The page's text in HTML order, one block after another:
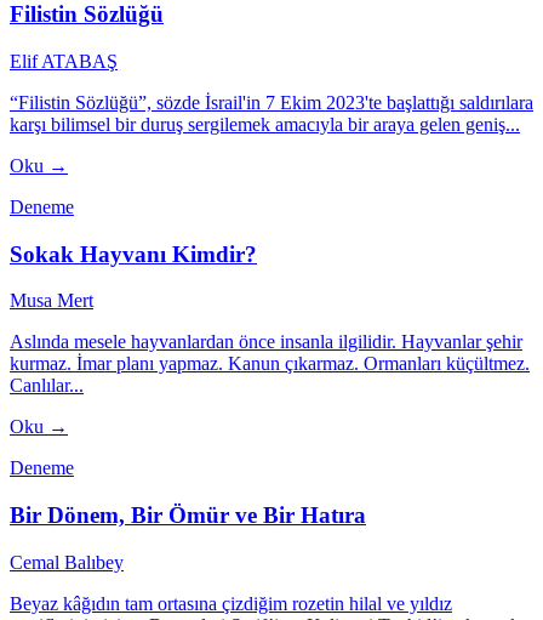
Filistin Sözlüğü
Elif ATABAŞ
“Filistin Sözlüğü”, sözde İsrail'in 7 Ekim 2023'te başlattığı saldırılara
karşı bilimsel bir duruş sergilemek amacıyla bir araya gelen geniş...
Oku →
Deneme
Sokak Hayvanı Kimdir?
Musa Mert
Aslında mesele hayvanlardan önce insanla ilgilidir. Hayvanlar şehir
kurmaz. İmar planı yapmaz. Kanun çıkarmaz. Ormanları küçültmez.
Canlılar...
Oku →
Deneme
Bir Dönem, Bir Ömür ve Bir Hatıra
Cemal Balıbey
Beyaz kâğıdın tam ortasına çizdiğim rozetin hilal ve yıldız